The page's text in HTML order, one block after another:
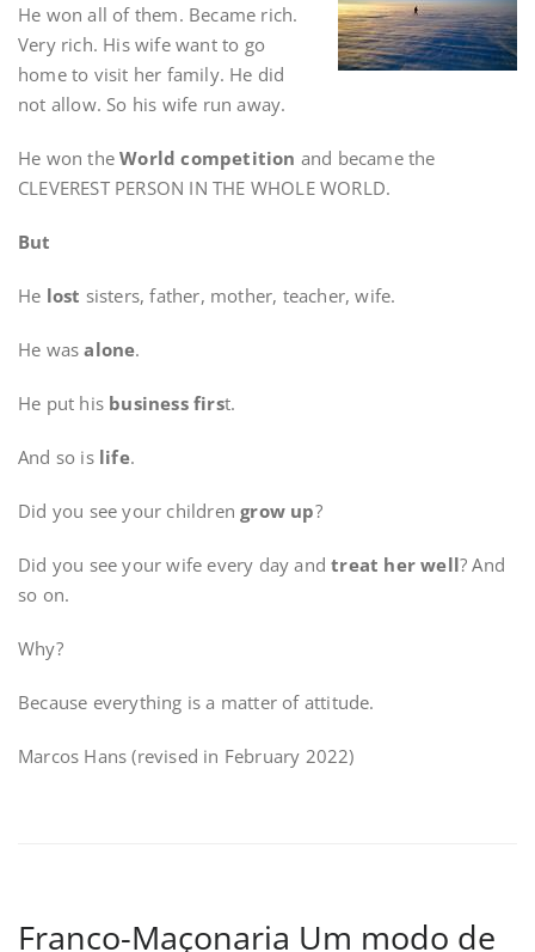
He won all of them. Became rich.
Very rich. His wife want to go
home to visit her family. He did
not allow. So his wife run away.
He won theWorld competition and became the
CLEVEREST PERSON IN THE WHOLE WORLD.
But
He lost sisters, father, mother, teacher, wife.
He wasalone.
He put his business first.
And so is life.
Did you see your childrengrow up?
Did you see your wife every day andtreat her well? And
so on.
Why?
Because everything is a matter of attitude.
Marcos Hans (revised in February 2022)
Franco-Maçonaria Um modo de